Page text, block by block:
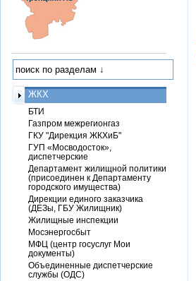
ЖКХ
БТИ
Газпром межрегионгаз
ГКУ "Дирекция ЖКХиБ"
ГУП «Мосводосток»,
диспетчерские
Департамент жилищной политики
(присоединен к Департаменту
городского имущества)
Дирекции единого заказчика
(ДЕЗы, ГБУ Жилищник)
Жилищные инспекции
Мосэнергосбыт
МФЦ (центр госуслуг Мои
документы)
Объединенные диспетчерские
службы (ОДС)